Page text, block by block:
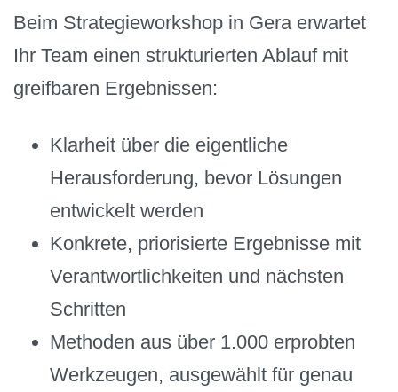
Beim Strategieworkshop in Gera erwartet
Ihr Team einen strukturierten Ablauf mit
greifbaren Ergebnissen:
Klarheit über die eigentliche
Herausforderung, bevor Lösungen
entwickelt werden
Konkrete, priorisierte Ergebnisse mit
Verantwortlichkeiten und nächsten
Schritten
Methoden aus über 1.000 erprobten
Werkzeugen, ausgewählt für genau